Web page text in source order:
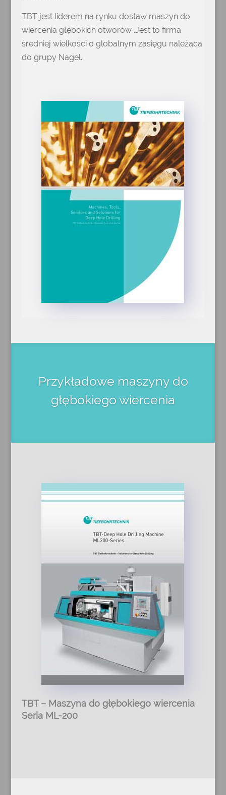
TBT jest liderem na rynku dostaw maszyn do
wiercenia głębokich otworów .Jest to firma
średniej wielkości o globalnym zasięgu należąca
do grupy Nagel.
Przykładowe maszyny do
głębokiego wiercenia
TBT – Maszyna do głębokiego wiercenia
Seria ML-200